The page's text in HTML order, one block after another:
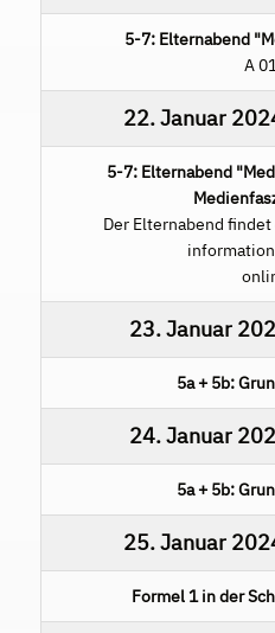
5-7: Elternabend
A
22. Januar
5-7: Elternabend
Der Elternabend
23. Januar
5a + 5b:
24. Januar
5a + 5b:
25. Januar
Formel 1 in der